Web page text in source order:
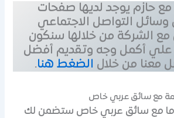
حازم يوجد لديها صفحات
التواصل الاجتماعي
مع الشركة من خلالها سنكون
علي أكمل وجه وتقديم أفضل
معنا من خلال الضغط هنا.
مع سائق عربي خاص
مع سائق عربي خاص ستضمن لك